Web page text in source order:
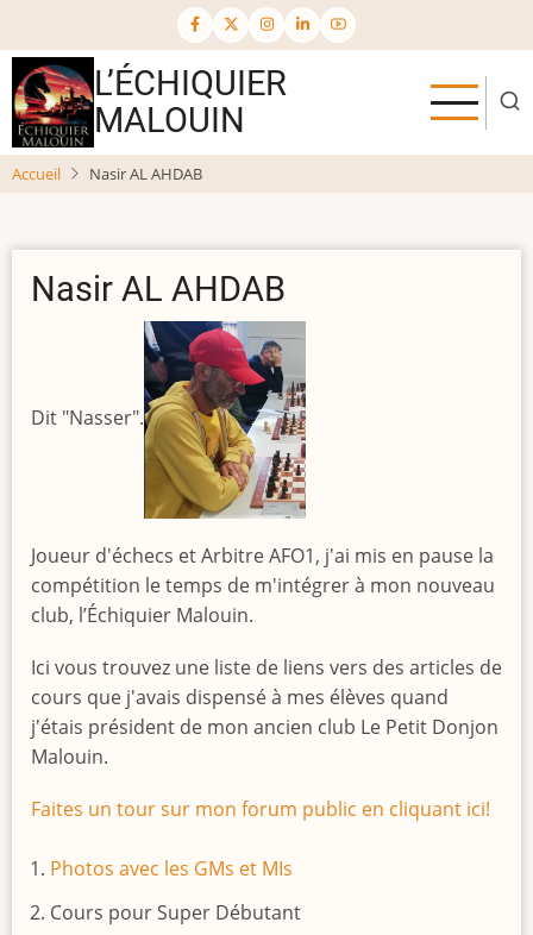
au
contenu
principal
L’ÉCHIQUIER
MALOUIN
Accueil Nasir AL AHDAB
Nasir AL AHDAB
Dit "Nasser".
Joueur d'échecs et Arbitre AFO1, j'ai mis en pause la
compétition le temps de m'intégrer à mon nouveau
club, l’Échiquier Malouin.
Ici vous trouvez une liste de liens vers des articles de
cours que j'avais dispensé à mes élèves quand
j'étais président de mon ancien club Le Petit Donjon
Malouin.
Faites un tour sur mon forum public en cliquant ici!
Photos avec les GMs et MIs
Cours pour Super Débutant